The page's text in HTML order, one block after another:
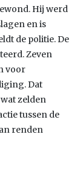
Hij werd
en is
de politie. De
Zeven
voor
Dat
zelden
tussen de
renden